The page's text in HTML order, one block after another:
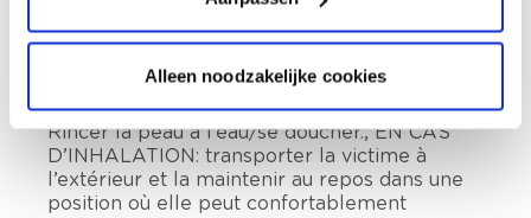
Alleen noodzakelijke cookies
de protection, des vêtements de protection,
un équipement de protection des yeux et du
PEAU (ou les cheveux): enlever
immédiatement les vêtements contaminés.
Rincer la peau à l’eau/se doucher., EN CAS
D’INHALATION: transporter la victime à
l’extérieur et la maintenir au repos dans une
position où elle peut confortablement